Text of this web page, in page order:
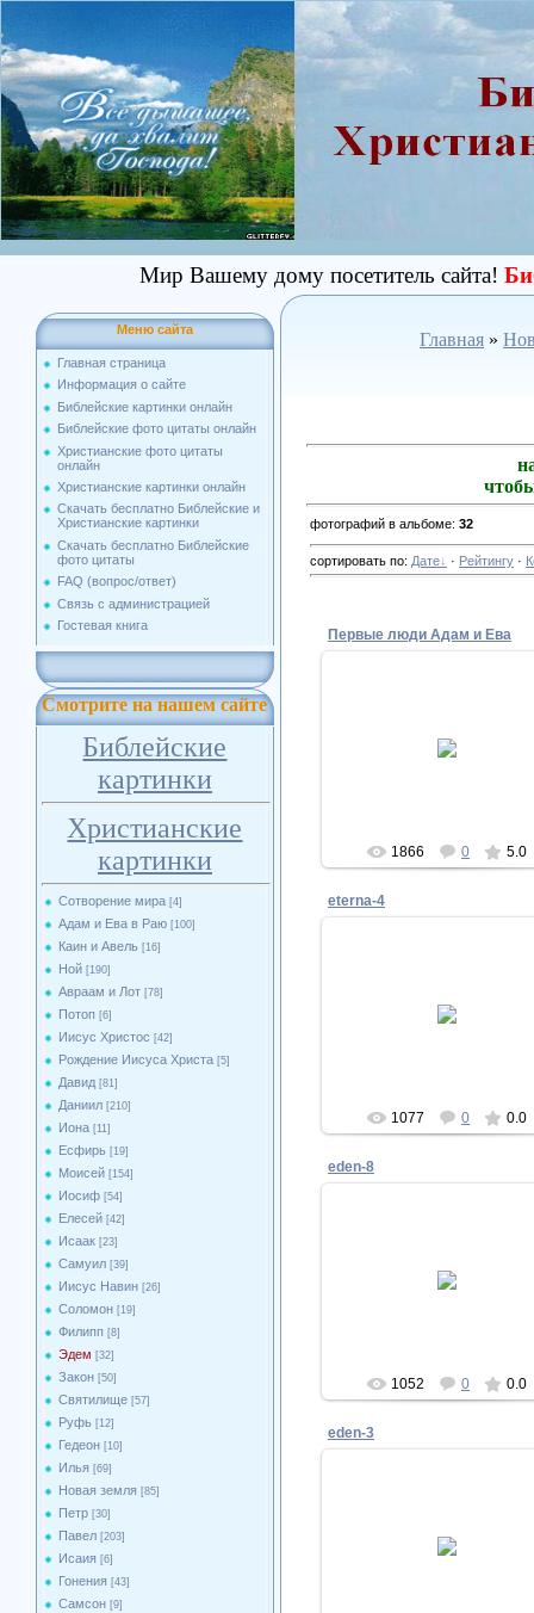
Мир Вашему дому посетитель сайта!
Меню сайта
Главная страница
Информация о сайте
Библейские картинки онлайн
Библейские фото цитаты онлайн
Христианские фото цитаты
онлайн
Христианские картинки онлайн
Скачать бесплатно Библейские и
Христианские картинки
Скачать бесплатно Библейские
фото цитаты
FAQ (вопрос/ответ)
Связь с администрацией
Гостевая книга
Смотрите на нашем сайте
Библейские
картинки
Христианские
картинки
Сотворение мира [4]
Адам и Ева в Раю [100]
Каин и Авель [16]
Ной [190]
Авраам и Лот [78]
Потоп [6]
Иисус Христос [42]
Рождение Иисуса Христа [5]
Давид [81]
Даниил [210]
Иона [11]
Есфирь [19]
Моисей [154]
Иосиф [54]
Елесей [42]
Исаак [23]
Самуил [39]
Иисус Навин [26]
Соломон [19]
Филипп [8]
Эдем [32]
Закон [50]
Святилище [57]
Руфь [12]
Гедеон [10]
Илья [69]
Новая земля [85]
Петр [30]
Павел [203]
Исаия [6]
Гонения [43]
Самсон [9]
Главная »
фотографий в альбоме: 32
сортировать по: Дате · Рейтингу ·
Первые люди Адам и Ева
1866 0 5.0
eterna-4
1077 0 0.0
eden-8
1052 0 0.0
eden-3